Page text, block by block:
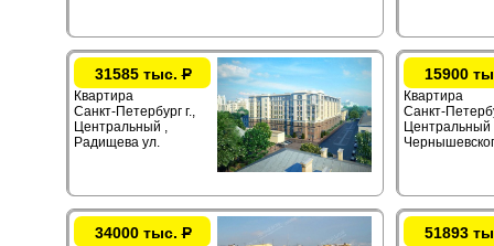
31585 тыс.Р
Квартира
Санкт-Петербург г.,
Центральный ,
Радищева ул.
15900
Квартира
Санкт-
Центральный
34000 тыс.Р 51893